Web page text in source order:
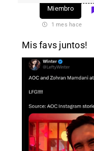
Miembro
1 mes hace
Mis favs juntos!